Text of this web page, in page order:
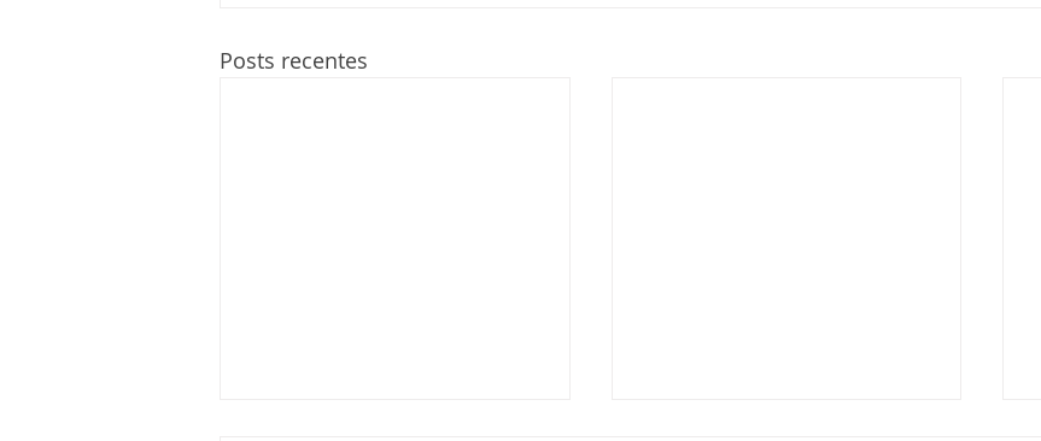
Posts recentes